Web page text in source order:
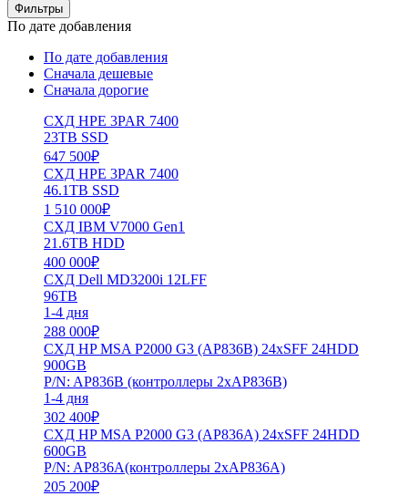
Фильтры
По дате добавления
По дате добавления
Сначала дешевые
Сначала дорогие
СХД HPE 3PAR 7400
23TB SSD
647 500₽
СХД HPE 3PAR 7400
46.1TB SSD
1 510 000₽
СХД IBM V7000 Gen1
21.6TB HDD
400 000₽
СХД Dell MD3200i 12LFF
96TB
1-4 дня
288 000₽
СХД HP MSA P2000 G3 (AP836B) 24xSFF 24HDD
900GB
P/N: AP836B (контроллеры 2xAP836B)
1-4 дня
302 400₽
СХД HP MSA P2000 G3 (AP836A) 24xSFF 24HDD
600GB
P/N: AP836A(контроллеры 2xAP836A)
205 200₽